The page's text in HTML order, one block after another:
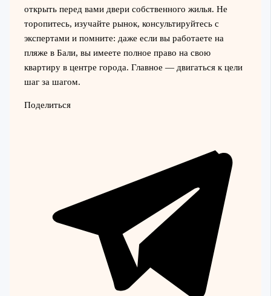
открыть перед вами двери собственного жилья. Не
торопитесь, изучайте рынок, консультируйтесь с
экспертами и помните: даже если вы работаете на
пляже в Бали, вы имеете полное право на свою
квартиру в центре города. Главное — двигаться к цели
шаг за шагом.
Поделиться